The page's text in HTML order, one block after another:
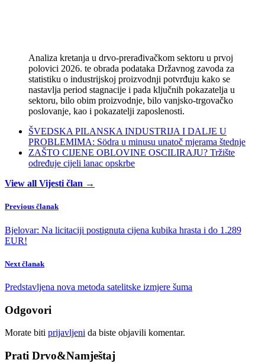
Analiza kretanja u drvo-prerađivačkom sektoru u prvoj
polovici 2026. te obrada podataka Državnog zavoda za
statistiku o industrijskoj proizvodnji potvrđuju kako se
nastavlja period stagnacije i pada ključnih pokazatelja u
sektoru, bilo obim proizvodnje, bilo vanjsko-trgovačko
poslovanje, kao i pokazatelji zaposlenosti.
ŠVEDSKA PILANSKA INDUSTRIJA I DALJE U
PROBLEMIMA: Södra u minusu unatoč mjerama štednje
ZAŠTO CIJENE OBLOVINE OSCILIRAJU? Tržište
određuje cijeli lanac opskrbe
View all Vijesti član →
Previous članak
Bjelovar: Na licitaciji postignuta cijena kubika hrasta i do 1.289
EUR!
Next članak
Predstavljena nova metoda satelitske izmjere šuma
Odgovori
Morate biti prijavljeni da biste objavili komentar.
Prati Drvo&Namještaj